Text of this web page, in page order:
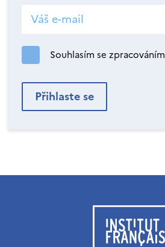
Souhlasím se zpracováním